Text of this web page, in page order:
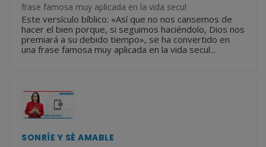
frase famosa muy aplicada en la vida secul
Este versículo bíblico: «Así que no nos cansemos de
hacer el bien porque, si seguimos haciéndolo, Dios nos
premiará a su debido tiempo», se ha convertido en
una frase famosa muy aplicada en la vida secul...
SONRÍE Y SÉ AMABLE